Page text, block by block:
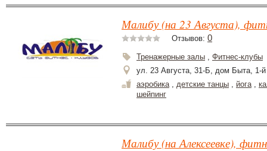
Малибу (на 23 Августа),
Отзывов: 0
Тренажерные залы , Фитнес-клубы
ул. 23 Августа, 31-Б, дом Быта, 1-
аэробика, детские танцы , йога,
шейпинг
Малибу (на Алексеевке),